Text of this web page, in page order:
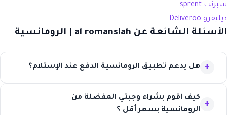
سبرنت sprent
ديليفرو Deliveroo
الأسئلة الشائعة عن al romansiah | الرومانسية
هل يدعم تطبيق الرومانسية الدفع عند الإستلام؟
كيف اقوم بشراء وجبتي المفضلة من
الرومانسية بسعر أقل ؟